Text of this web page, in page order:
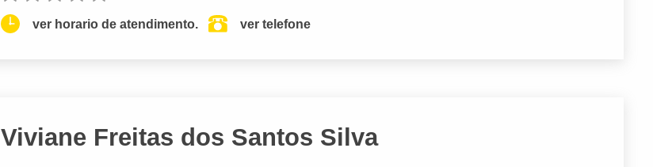
ver horario de atendimento. ver telefone
Viviane Freitas dos Santos Silva